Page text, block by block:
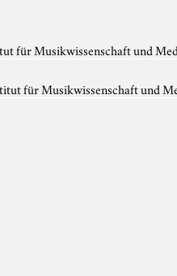
für Musikwissenschaft und
für Musikwissenschaft und